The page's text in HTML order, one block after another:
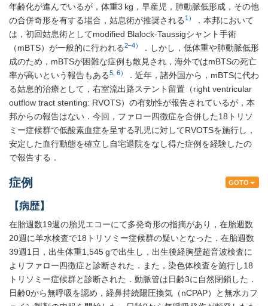
年齢化が進んでいるが，体重3 kg，早産児，肺動脈低形成，その他
の合併奇形を有する場合，姑息術が推奨される 1）
．本邦において
は，初回姑息術としてmodified Blalock-Taussigシャント手術
（mBTS）が一般的に行われる2–4）
．しかし，低体重や肺動脈低形
成のため，mBTSが困難な症例も散見され，海外ではmBTSの死亡
率が高いという報告もある5, 6）
．近年，諸外国から，mBTSに代わ
る姑息的治療として，右室流出路ステント留置（right ventricular
outflow tract stenting: RVOTS）の有効性が報告されているが，本
邦からの報告はない．今回，ファロー四徴症を合併した18トリソ
ミー症候群で低酸素血症を呈する乳児に対してRVOTSを施行し，
安定した血行動態を確立し自宅退院をなし得た症例を経験したの
で報告する．
GOTO
症例
【病歴】
在胎週数19週の胎児エコーにて多発奇形の指摘があり，在胎週数
20週に羊水検査で18トリソミー症候群の疑いとなった．在胎週数
39週1日，出生体重1,545 gで出生し，出生後経胸壁超音波検査に
よりファロー四徴症と診断された．また，染色体検査を施行し18
トリソミー症候群と診断された．動脈管は日齢3に自然閉鎖した．
日齢0から無呼吸を認め，経鼻持続陽圧換気（nCPAP）と無水カフ